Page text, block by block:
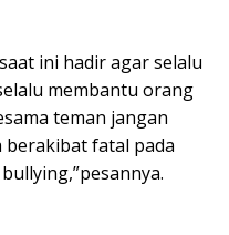
ini hadir agar selalu
membantu orang
teman jangan
berakibat fatal pada